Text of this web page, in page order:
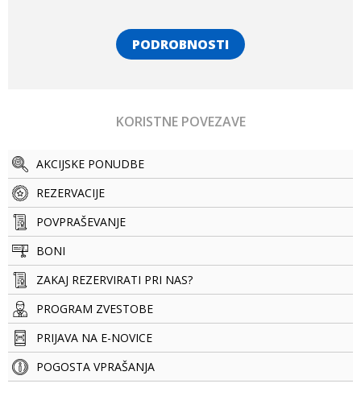
PODROBNOSTI
KORISTNE POVEZAVE
AKCIJSKE PONUDBE
REZERVACIJE
POVPRAŠEVANJE
BONI
ZAKAJ REZERVIRATI PRI NAS?
PROGRAM ZVESTOBE
PRIJAVA NA E-NOVICE
POGOSTA VPRAŠANJA